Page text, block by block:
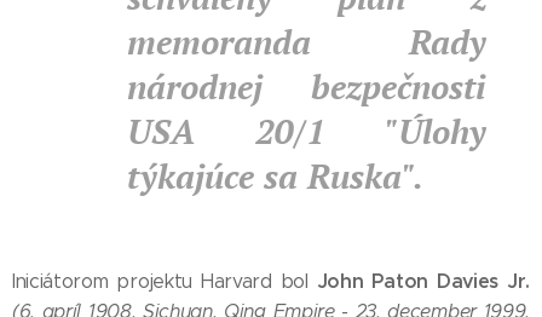
memoranda Rady
národnej bezpečnosti
USA 20/1 "Úlohy
týkajúce sa Ruska".
Iniciátorom projektu Harvard bol John Paton Davies Jr.
(6. apríl 1908, Sichuan, Qing Empire - 23. december 1999,